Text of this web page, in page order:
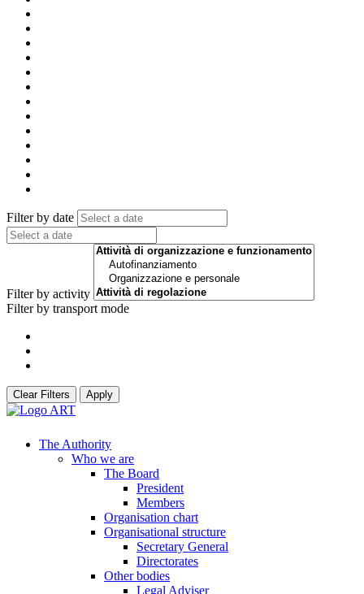
Filter by date
Filter by activity
Filter by transport mode
Clear Filters Apply
The Authority
Who we are
The Board
President
Members
Organisation chart
Organisational structure
Secretary General
Directorates
Other bodies
Legal Adviser